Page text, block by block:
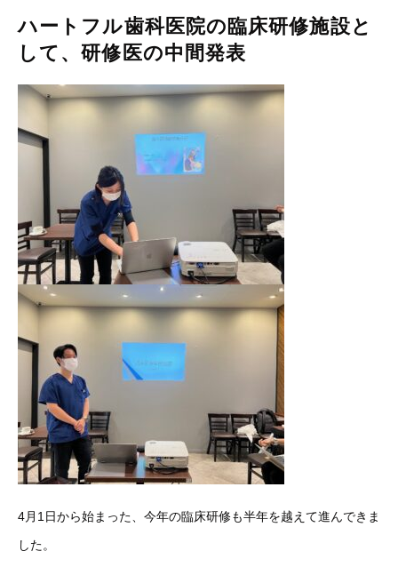
ハートフル歯科医院の臨床研修施設と
して、研修医の中間発表
4月1日から始まった、今年の臨床研修も半年を越えて進んできま
した。